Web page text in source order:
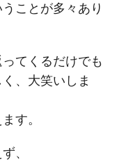
ことが多々あり
てくるだけでも
、大笑いしま
す。
、